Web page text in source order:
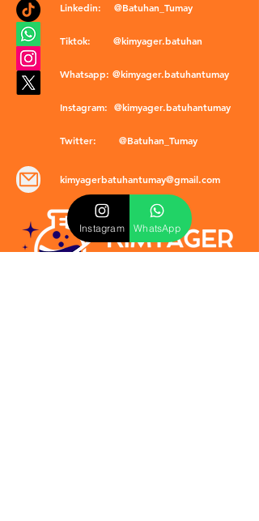
Linkedin: @Batuhan_Tumay
Tiktok: @kimyager.batuhan
Whatsapp: @kimyager.batuhantumay
Instagram: @kimyager.batuhantumay
Twitter: @Batuhan_Tumay
kimyagerbatuhantumay@gmail.com
Instagram WhatsApp